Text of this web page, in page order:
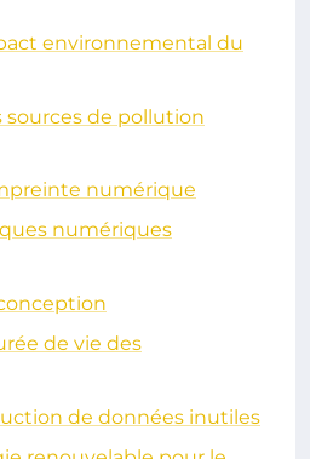
environnemental du
sources de pollution
numérique
numériques
de vie des
de données inutiles